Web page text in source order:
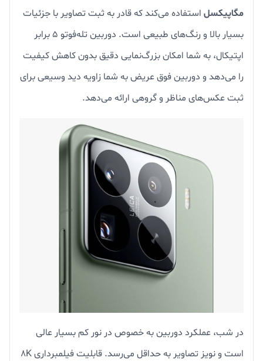
مگاپیکسل استفاده می‌کند که قادر به ثبت تصاویر با جزئیات
بسیار بالا و رنگ‌های طبیعی است. دوربین تله‌فوتو ۵ برابر
اپتیکال، به شما امکان بزرگ‌نمایی دقیق بدون کاهش کیفیت
را می‌دهد و دوربین فوق عریض به شما زاویه دید وسیعی برای
ثبت عکس‌های مناظر و گروهی ارائه می‌دهد.
در شب، عملکرد دوربین به خصوص در نور کم بسیار عالی
است و نویز تصاویر به حداقل می‌رسد. قابلیت فیلمبرداری 8K